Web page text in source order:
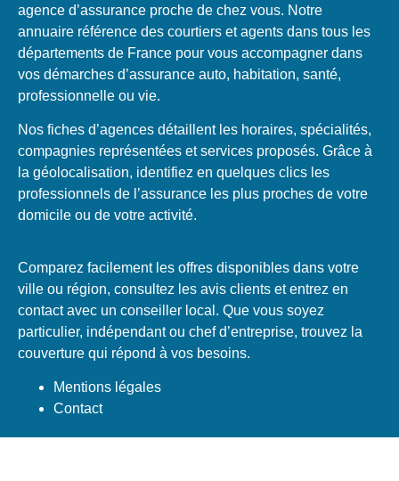
agence d’assurance proche de chez vous. Notre
annuaire référence des courtiers et agents dans tous les
départements de France pour vous accompagner dans
vos démarches d’assurance auto, habitation, santé,
professionnelle ou vie.
Nos fiches d’agences détaillent les horaires, spécialités,
compagnies représentées et services proposés. Grâce à
la géolocalisation, identifiez en quelques clics les
professionnels de l’assurance les plus proches de votre
domicile ou de votre activité.
Comparez facilement les offres disponibles dans votre
ville ou région, consultez les avis clients et entrez en
contact avec un conseiller local. Que vous soyez
particulier, indépendant ou chef d’entreprise, trouvez la
couverture qui répond à vos besoins.
Mentions légales
Contact